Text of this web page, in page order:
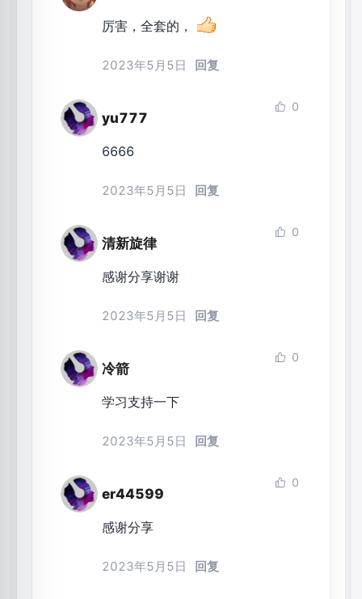
厉害，全套的，
2023年5月5日 回复
yu777
0
6666
2023年5月5日 回复
清新旋律
0
感谢分享谢谢
2023年5月5日 回复
冷箭
0
学习支持一下
2023年5月5日 回复
er44599
0
感谢分享
2023年5月5日 回复